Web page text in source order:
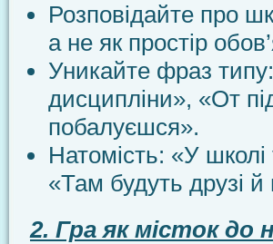
Розповідайте про
а не як простір
Уникайте фраз
дисципліни», «От
побалуєшся».
Натомість: «У школі
«Там будуть друзі й
2. Гра як місток до